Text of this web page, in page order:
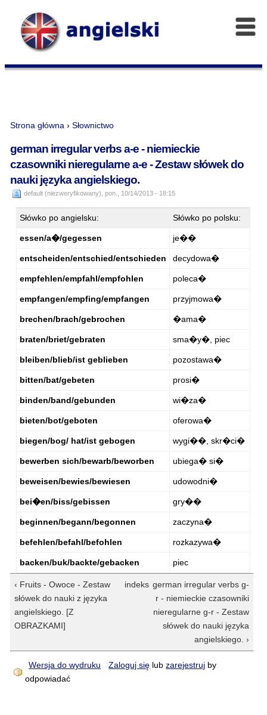
Strona główna› Słownictwo
german irregular verbs a-e - niemieckie
czasowniki nieregularne a-e - Zestaw słówek do
nauki języka angielskiego.
default (niezweryfikowany), pon., 10/14/2013 - 18:15
Słówko po angielsku: Słówko po polsku:
essen/a�/gegessen je��
entscheiden/entschied/entschieden decydowa�
empfehlen/empfahl/empfohlen poleca�
empfangen/empfing/empfangen przyjmowa�
brechen/brach/gebrochen �ama�
braten/briet/gebraten sma�y�, piec
bleiben/blieb/ist geblieben pozostawa�
bitten/bat/gebeten prosi�
binden/band/gebunden wi�za�
bieten/bot/geboten oferowa�
biegen/bog/ hat/ist gebogen wygi��, skr�ci�
bewerben sich/bewarb/beworben ubiega� si�
beweisen/bewies/bewiesen udowodni�
bei�en/biss/gebissen gry��
beginnen/begann/begonnen zaczyna�
befehlen/befahl/befohlen rozkazywa�
backen/buk/backte/gebacken piec
‹ Fruits - Owoce - Zestaw
słówek do nauki z języka
angielskiego. [Z
OBRAZKAMI]
indeks german irregular verbs g-
r - niemieckie czasowniki
nieregularne g-r - Zestaw
słówek do nauki języka
angielskiego. ›
Wersja do wydruku Zaloguj się lubzarejestruj by
odpowiadać